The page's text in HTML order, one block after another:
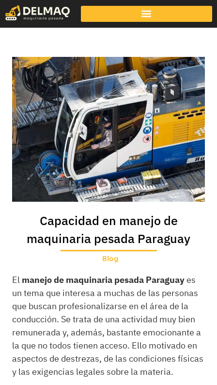
Capacidad en manejo de
maquinaria pesada Paraguay
Blog
Elmanejo de maquinaria pesada Paraguayes
un tema que interesa a muchas de las personas
que buscan profesionalizarse en el área de la
conducción. Se trata de una actividad muy bien
remunerada y, además, bastante emocionante a
la que no todos tienen acceso. Ello motivado en
aspectos de destrezas, de las condiciones físicas
y las exigencias legales sobre la materia.